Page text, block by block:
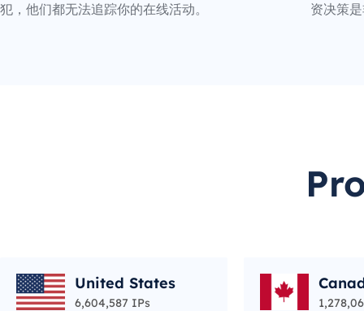
犯，他们都无法追踪你的在线活动。
资决策
United States
6,604,587 IPs